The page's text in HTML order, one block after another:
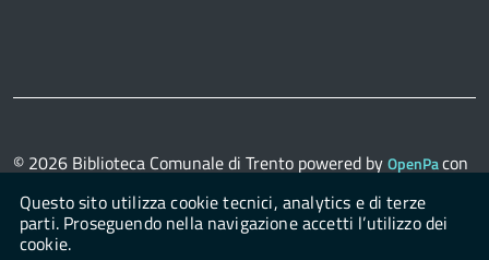
© 2026 Biblioteca Comunale di Trento powered byOpenPacon
Questo sito utilizza cookie tecnici, analytics e di terze
parti. Proseguendo nella navigazione accetti l’utilizzo dei
cookie.